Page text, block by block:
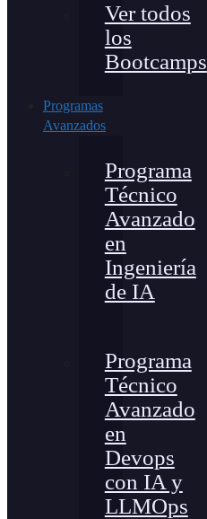
Ver todos
los
Bootcamps
Programas
Avanzados
Programa
Técnico
Avanzado
en
Ingeniería
de IA
Programa
Técnico
Avanzado
en
Devops
con IA y
LLMOps